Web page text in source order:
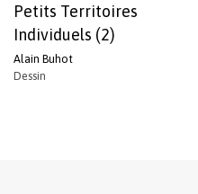
Petits Territoires
Individuels (2)
Alain Buhot
Dessin